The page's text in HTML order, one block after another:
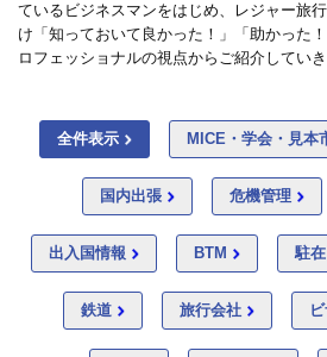
ているビジネスマンをはじめ、レジャー旅
け「知っておいて良かった！」「助かった
ロフェッショナルの視点からご紹介していき
全件表示 MICE・学会・見本
国内出張 危機管理
出入国情報 BTM 駐
鉄道 旅行会社